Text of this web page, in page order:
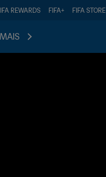
REWARDS FIFA+ FIFA STORE
MAIS